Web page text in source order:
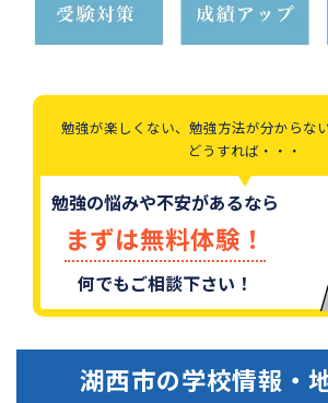
勉強が楽しくない、勉強方法が分からな
どうすれば・・・
勉強の悩みや不安があるなら
まずは無料体験！
何でもご相談下さい！
湖西市の学校情報・